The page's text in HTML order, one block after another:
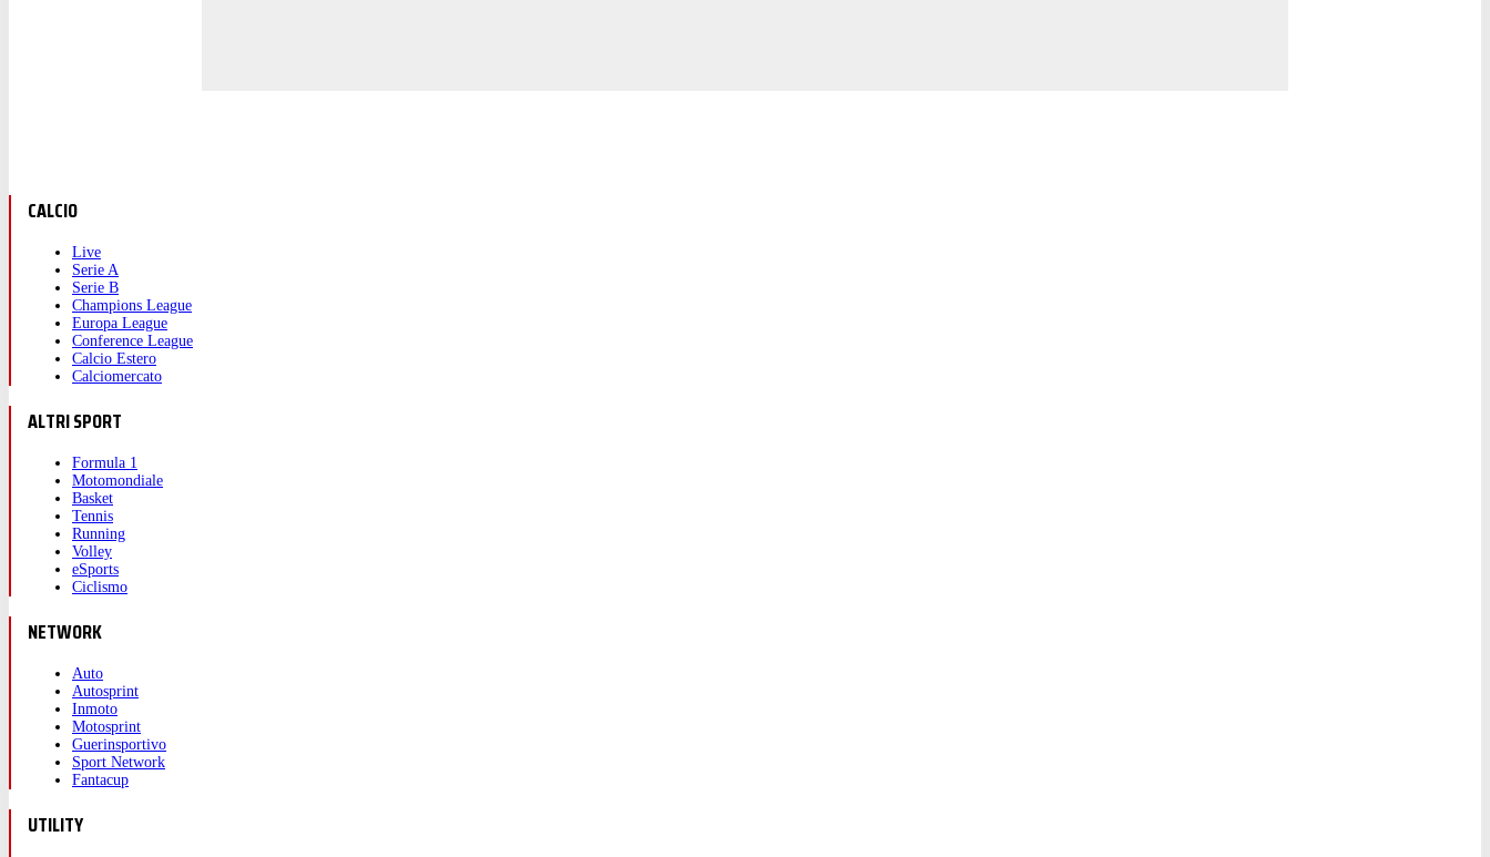
CALCIO
Live
Serie A
Serie B
Champions League
Europa League
Conference League
Calcio Estero
Calciomercato
ALTRI SPORT
Formula 1
Motomondiale
Basket
Tennis
Running
Volley
eSports
Ciclismo
NETWORK
Auto
Autosprint
Inmoto
Motosprint
Guerinsportivo
Sport Network
Fantacup
UTILITY